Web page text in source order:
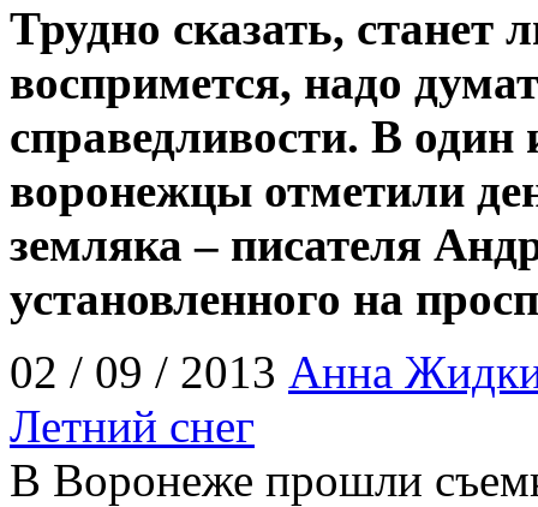
Трудно сказать, станет
воспримется, надо
справедливости. В один
воронежцы отметили
земляка – писателя
установленного на
02 / 09 / 2013 Анна
Летний снег
В Воронеже прошли